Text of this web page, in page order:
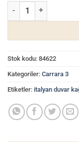
Carrara 3 Duvar
Stok kodu: 84622
Kategoriler: Carrara 3
Etiketler: italyan duvar